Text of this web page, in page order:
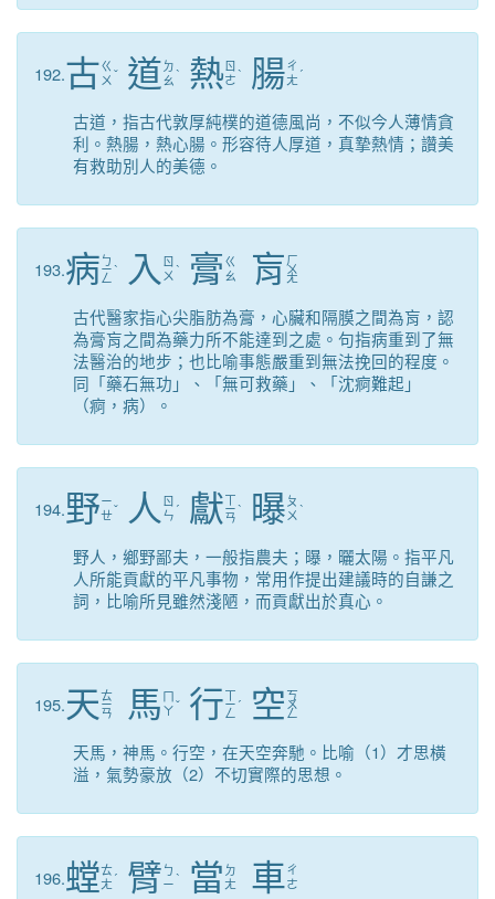
192.古ㄍ
ㄨ ˇ 道 ㄉ
ㄠˋ 熱 ㄖ
ㄜˋ 腸ㄔ
ㄤ ˊ
古道，指古代敦厚純樸的道德風尚，不似今人薄情貪
利。熱腸，熱心腸。形容待人厚道，真摯熱情；讚美
有救助別人的美德。
193.病 ㄅ
ㄧ
ㄥ
ˋ 入 ㄖ
ㄨ ˋ 膏 ㄍ
ㄠ
肓 ㄏ
ㄨ
ㄤ
古代醫家指心尖脂肪為膏，心臟和隔膜之間為肓，認
為膏肓之間為藥力所不能達到之處。句指病重到了無
法醫治的地步；也比喻事態嚴重到無法挽回的程度。
同「藥石無功」、「無可救藥」、「沈痾難起」
（痾，病）。
194.野ㄧ
ㄝˇ 人 ㄖ
ㄣ ˊ 獻ㄒ
ㄧ
ㄢ
ˋ 曝 ㄆ
ㄨ ˋ
野人，鄉野鄙夫，一般指農夫；曝，曬太陽。指平凡
人所能貢獻的平凡事物，常用作提出建議時的自謙之
詞，比喻所見雖然淺陋，而貢獻出於真心。
195.天ㄊ
ㄧ
ㄢ 馬 ㄇ
ㄚˇ 行ㄒ
ㄧ
ㄥ
ˊ 空 ㄎ
ㄨ
ㄥ
天馬，神馬。行空，在天空奔馳。比喻（1）才思橫
溢，氣勢豪放（2）不切實際的思想。
196.螳ㄊ
ㄤ ˊ 臂 ㄅ
ㄧˋ 當 ㄉ
ㄤ
車ㄔ
ㄜ